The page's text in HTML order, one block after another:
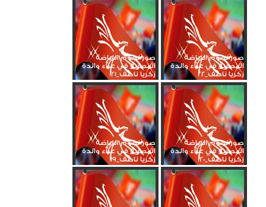
صور نجوم الرياضة
المصرية في عزاء والدة
زكريا ناصف_22
صور نجوم الرياضة
المصرية في عزاء والدة
زكريا ناصف_21
صور نجوم الرياضة
المصرية في عزاء والدة
زكريا ناصف_20
صور نجوم الرياضة
المصرية في عزاء والدة
زكريا ناصف_19